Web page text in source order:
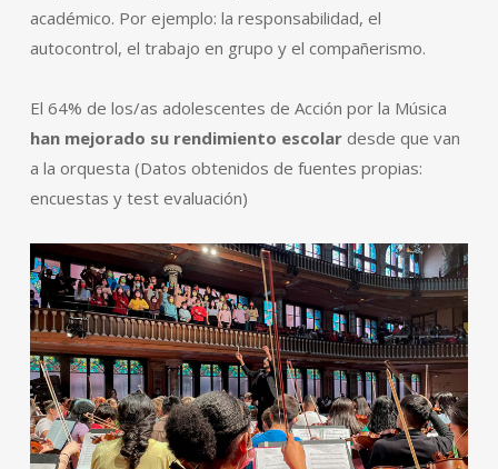
académico. Por ejemplo: la responsabilidad, el
autocontrol, el trabajo en grupo y el compañerismo.
El 64% de los/as adolescentes de Acción por la Música
han mejorado su rendimiento escolar desde que van
a la orquesta (Datos obtenidos de fuentes propias:
encuestas y test evaluación)